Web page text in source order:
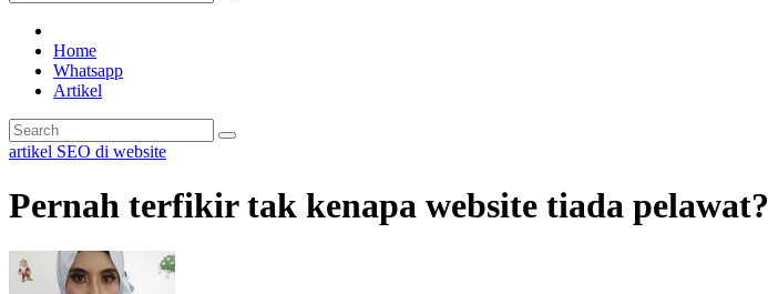
Home
Whatsapp
Artikel
artikel SEO di website
Pernah terfikir tak kenapa website tiada pelawat?